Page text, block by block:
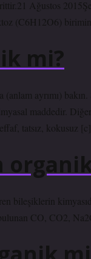
Ağustos
(C6H12O6)
mi?
(anlam ayrımı)
maddedir.
tatsız, kokusuz
bileşiklerin
CO, CO2,